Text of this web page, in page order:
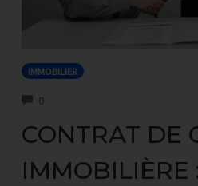
IMMOBILIER
0COMMENTS
CONTRAT DE
IMMOBILIÈRE